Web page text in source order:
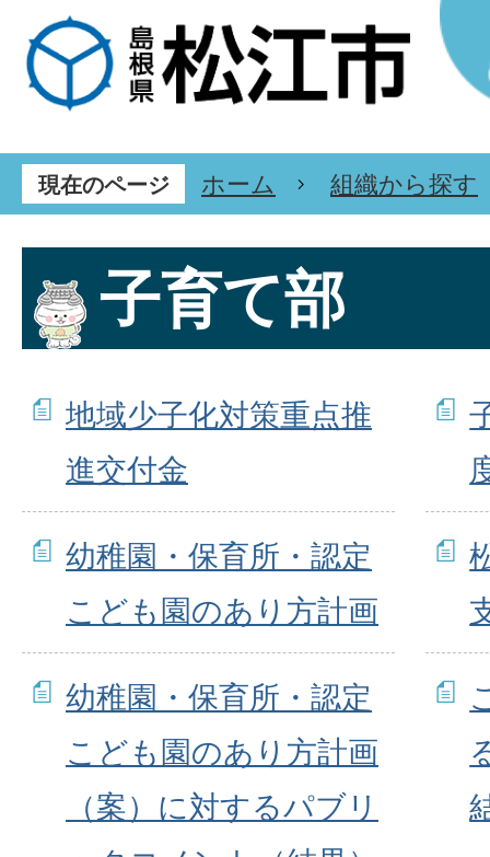
現在のページ ホーム 組織から探す
子育て部
地域少子化対策重点推
進交付金
幼稚園・保育所・認定
こども園のあり方計画
幼稚園・保育所・認定
こども園のあり方計画
（案）に対するパブリ